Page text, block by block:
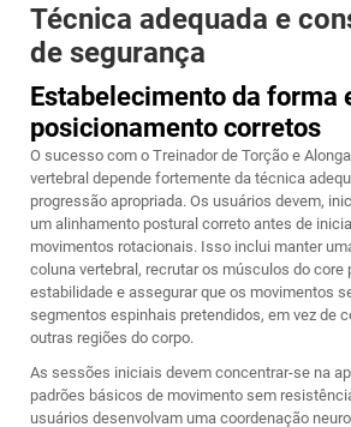
Técnica adequada e
de segurança
Estabelecimento da forma
posicionamento corretos
O sucesso com o Treinador de Torção e
vertebral depende fortemente da técnica
progressão apropriada. Os usuários devem,
um alinhamento postural correto antes de
movimentos rotacionais. Isso inclui manter
coluna vertebral, recrutar os músculos do core
estabilidade e assegurar que os movimentos
segmentos espinhais pretendidos, em vez de
outras regiões do corpo.
As sessões iniciais devem concentrar-se na
padrões básicos de movimento sem
usuários desenvolvam uma coordenação